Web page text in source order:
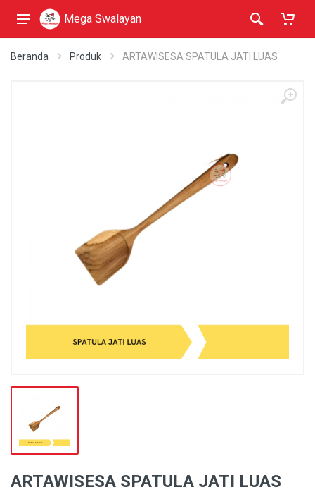
Mega Swalayan
Beranda Produk ARTAWISESA SPATULA JATI LUAS
ARTAWISESA SPATULA JATI LUAS